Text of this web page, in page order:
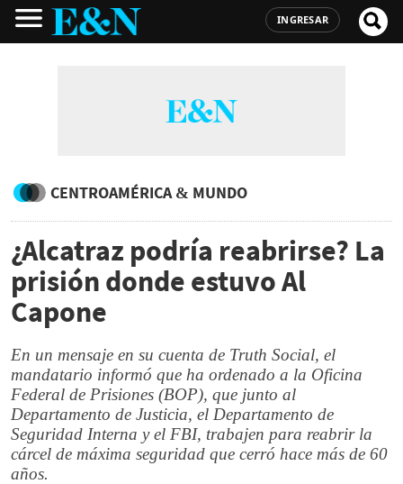
INGRESAR
CENTROAMÉRICA & MUNDO
¿Alcatraz podría reabrirse? La
prisión donde estuvo Al
Capone
En un mensaje en su cuenta de Truth Social, el
mandatario informó que ha ordenado a la Oficina
Federal de Prisiones (BOP), que junto al
Departamento de Justicia, el Departamento de
Seguridad Interna y el FBI, trabajen para reabrir la
cárcel de máxima seguridad que cerró hace más de 60
años.